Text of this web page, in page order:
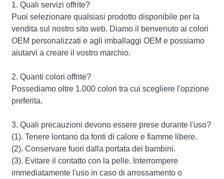
1. Quali servizi offrite?
Puoi selezionare qualsiasi prodotto disponibile per la
vendita sul nostro sito web. Diamo il benvenuto ai colori
OEM personalizzati e agli imballaggi OEM e possiamo
aiutarvi a creare il vostro marchio.
2. Quanti colori offrite?
Possediamo oltre 1.000 colori tra cui scegliere l'opzione
preferita.
3. Quali precauzioni devono essere prese durante l'uso?
(1). Tenere lontano da fonti di calore e fiamme libere.
(2). Conservare fuori dalla portata dei bambini.
(3). Evitare il contatto con la pelle. Interrompere
immediatamente l'uso in caso di arrossamento o